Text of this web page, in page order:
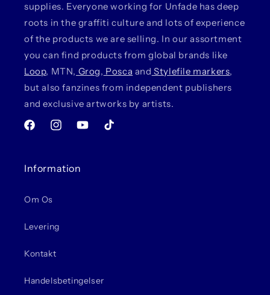
supplies. Everyone working for Unfade has deep
roots in the graffiti culture and lots of experience
of the products we are selling. In our assortment
you can find products from global brands like
Loop, MTN, Grog, Posca and Stylefile markers,
but also fanzines from independent publishers
and exclusive artworks by artists.
FacebookInstagramYouTubeTikTok
Information
Om Os
Levering
Kontakt
Handelsbetingelser